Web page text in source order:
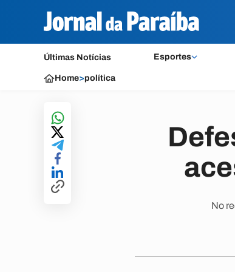
Últimas Notícias Esportes
Home>política
No